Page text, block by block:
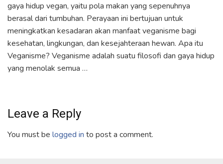
gaya hidup vegan, yaitu pola makan yang sepenuhnya
berasal dari tumbuhan. Perayaan ini bertujuan untuk
meningkatkan kesadaran akan manfaat veganisme bagi
kesehatan, lingkungan, dan kesejahteraan hewan. Apa itu
Veganisme? Veganisme adalah suatu filosofi dan gaya hidup
yang menolak semua …
Leave a Reply
You must be logged in to post a comment.